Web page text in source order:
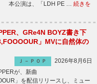
本公演は、「LDH PE … 続きを
、GRe4N BOYZ書き下
」MVに自然体の
Ｊ－ＰＯＰ
2026年8月6日
が、新曲
」を配信リリースし、ミュー